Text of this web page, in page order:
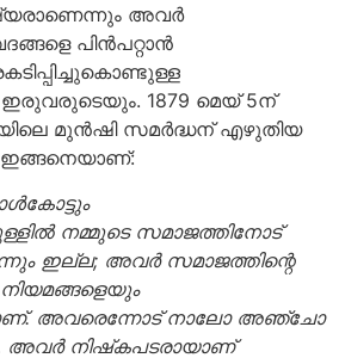
അവര്‍
പിന്‍പറ്റാന്‍
ഇരുവരുടെയും. 1879 മെയ് 5ന്
മുന്‍ഷി സമര്‍ദ്ധന് എഴുതിയ
നമ്മുടെ സമാജത്തിനോട്
ഇല്ല; അവര്‍ സമാജത്തിന്റെ
അവരെന്നോട് നാലോ അഞ്ചോ
അവര്‍ നിഷ്‌കപടരായാണ്